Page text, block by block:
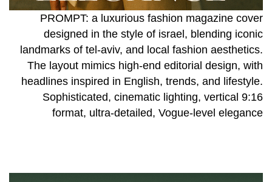
PROMPT: a luxurious fashion magazine cover
designed in the style of israel, blending iconic
landmarks of tel-aviv, and local fashion aesthetics.
The layout mimics high-end editorial design, with
headlines inspired in English, trends, and lifestyle.
Sophisticated, cinematic lighting, vertical 9:16
format, ultra-detailed, Vogue-level elegance